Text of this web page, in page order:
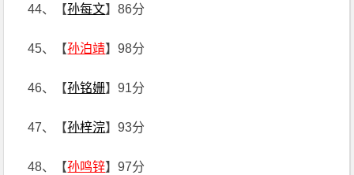
44、【孙每文】86分
45、【孙泊靖】98分
46、【孙铭姗】91分
47、【孙梓浣】93分
48、【孙鸣锌】97分